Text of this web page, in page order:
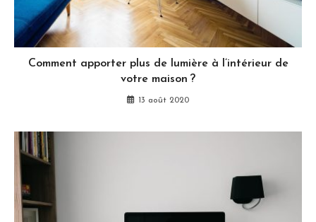
Comment apporter plus de lumière à l’intérieur de
votre maison ?
13 août 2020